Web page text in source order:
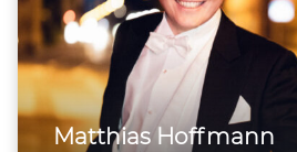
Matthias Hoffmann